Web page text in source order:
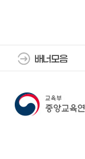
배너모음